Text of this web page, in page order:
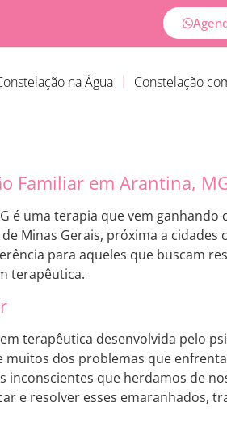
na Água Constelação
Familiar em Arantina,
é uma terapia que vem ganhando
Minas Gerais, próxima a cidades
para aqueles que buscam
terapêutica.
terapêutica desenvolvida pelo
muitos dos problemas que
inconscientes que herdamos de
e resolver esses emaranhados,